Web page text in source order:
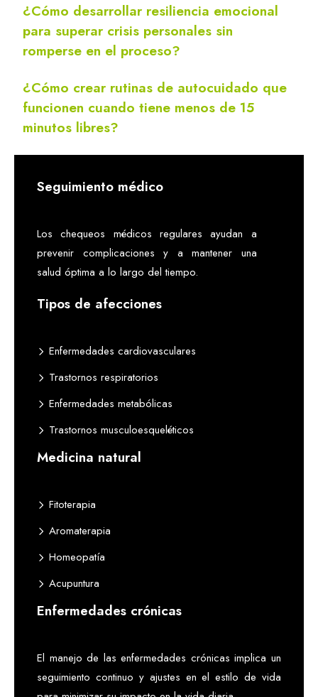
¿Cómo desarrollar resiliencia emocional
para superar crisis personales sin
romperse en el proceso?
¿Cómo crear rutinas de autocuidado que
funcionen cuando tiene menos de 15
minutos libres?
Seguimiento médico
Los chequeos médicos regulares ayudan a
prevenir complicaciones y a mantener una
salud óptima a lo largo del tiempo.
Tipos de afecciones
Enfermedades cardiovasculares
Trastornos respiratorios
Enfermedades metabólicas
Trastornos musculoesqueléticos
Medicina natural
Fitoterapia
Aromaterapia
Homeopatía
Acupuntura
Enfermedades crónicas
El manejo de las enfermedades crónicas implica un
seguimiento continuo y ajustes en el estilo de vida